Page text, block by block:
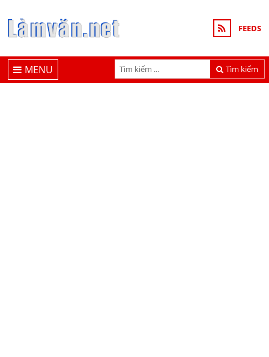
FEEDS
Tìm kiếm
MENU